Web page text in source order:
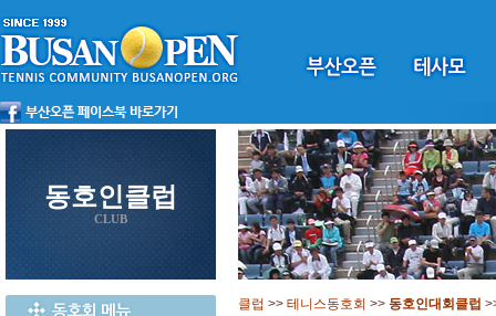
동호인클럽
CLUB
클럽 >> 테니스동호회 >> 동호인대회클럽